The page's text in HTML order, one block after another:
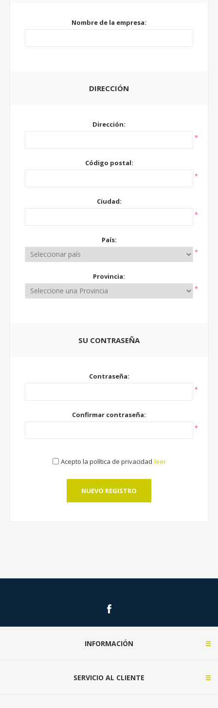
Nombre de la empresa:
DIRECCIÓN
Dirección:
*
Código postal:
*
Ciudad:
*
País:
*
Provincia:
*
SU CONTRASEÑA
Contraseña:
*
Confirmar contraseña:
*
Acepto la política de privacidad leer
NUEVO REGISTRO
INFORMACIÓN
SERVICIO AL CLIENTE